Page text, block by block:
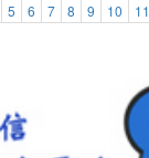
5 6 7 8 9 10 11